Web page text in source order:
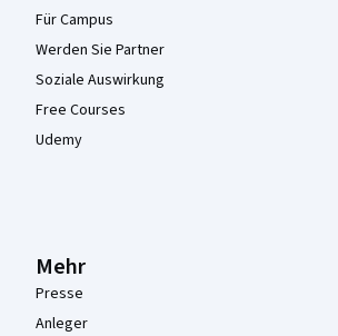
Für Campus
Werden Sie Partner
Soziale Auswirkung
Free Courses
Udemy
Mehr
Presse
Anleger